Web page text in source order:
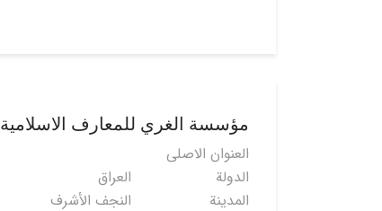
مؤسسة الغري للمعارف الاسلامية
العنوان الاصلی
الدولة
العراق
المدينة
النجف الأشرف